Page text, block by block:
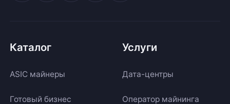
Каталог
ASIC майнеры
Готовый бизнес
Услуги
Дата-центры
Оператор майнинга